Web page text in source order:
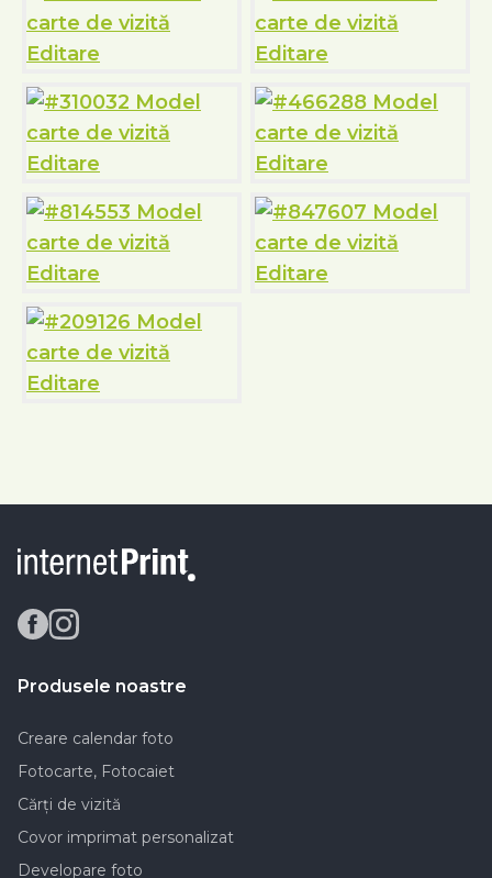
Produsele noastre
Creare calendar foto
Fotocarte, Fotocaiet
Cărți de vizită
Covor imprimat personalizat
Developare foto